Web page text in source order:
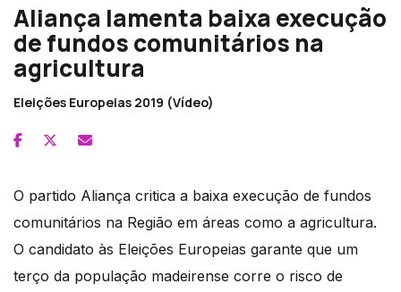
Aliança lamenta baixa execução
de fundos comunitários na
agricultura
Eleições Europeias 2019 (Vídeo)
O partido Aliança critica a baixa execução de fundos
comunitários na Região em áreas como a agricultura.
O candidato às Eleições Europeias garante que um
terço da população madeirense corre o risco de